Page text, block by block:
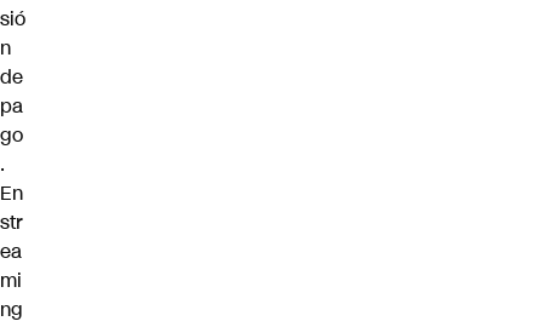
sió
n
de
pa
go
.
En
str
ea
mi
ng